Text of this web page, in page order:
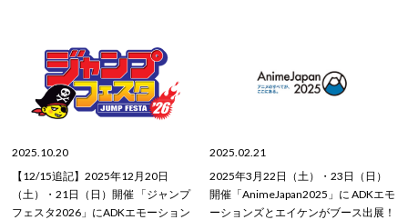
2025.10.20
【12/15追記】2025年12月20日
（土）・21日（日）開催 「ジャンプ
フェスタ2026」にADKエモーション
2025.02.21
2025年3月22日（土）・23日（日）
開催「AnimeJapan2025」に ADKエモ
ーションズとエイケンがブース出展！